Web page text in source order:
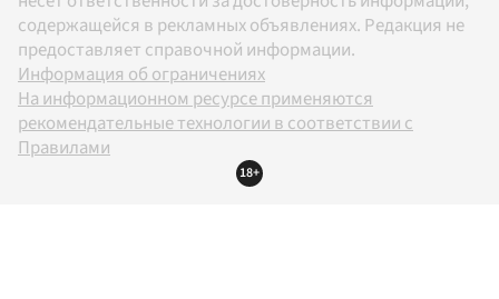
содержащейся в рекламных объявлениях. Редакция не
предоставляет справочной информации.
Информация об ограничениях
На информационном ресурсе применяются
рекомендательные технологии в соответствии с
Правилами
18+